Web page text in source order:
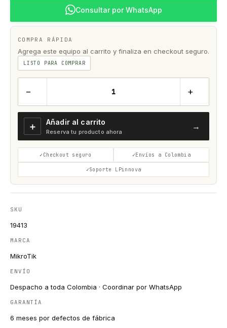
Consultar por WhatsApp
COMPRA RÁPIDA
Agrega este equipo al carrito y finaliza en checkout seguro.
LISTO PARA COMPRAR
− +
＋ Añadir al carrito
Reserva tu producto ahora
→
Checkout seguro Envíos a Colombia
Soporte LPinnova
SKU
19413
MARCA
MikroTik
ENVÍO
Despacho a toda Colombia · Coordinar por WhatsApp
GARANTÍA
6 meses por defectos de fábrica